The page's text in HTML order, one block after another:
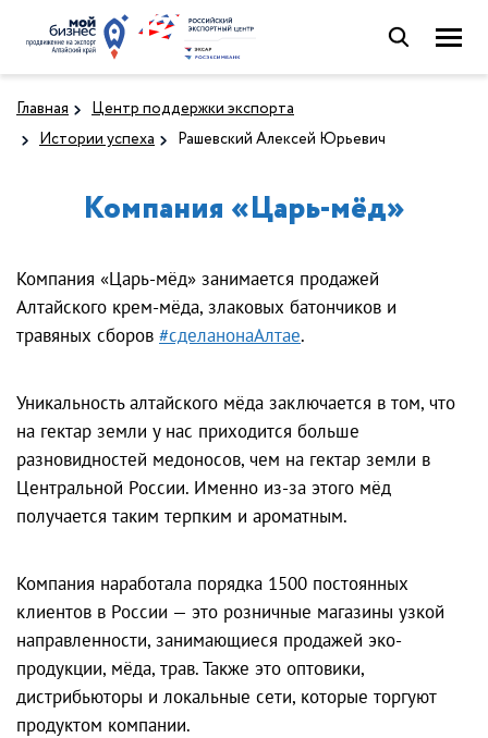
Главная
Центр поддержки экспорта
Истории успеха
Рашевский Алексей Юрьевич
Компания «Царь-мёд»
Компания «Царь-мёд» занимается продажей
Алтайского крем-мёда, злаковых батончиков и
травяных сборов #сделанонаАлтае.
Уникальность алтайского мёда заключается в том, что
на гектар земли у нас приходится больше
разновидностей медоносов, чем на гектар земли в
Центральной России. Именно из-за этого мёд
получается таким терпким и ароматным.
Компания наработала порядка 1500 постоянных
клиентов в России — это розничные магазины узкой
направленности, занимающиеся продажей эко-
продукции, мёда, трав. Также это оптовики,
дистрибьюторы и локальные сети, которые торгуют
продуктом компании.